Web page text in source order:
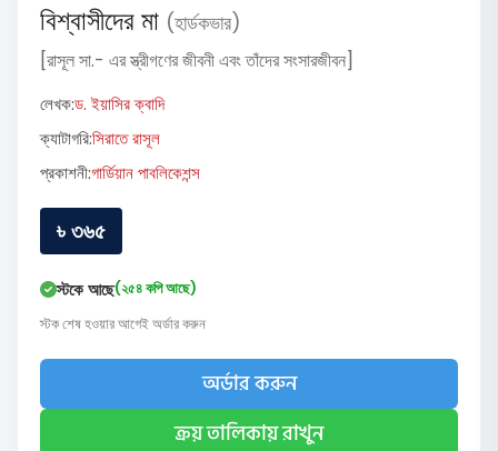
বিশ্বাসীদের মা (হার্ডকভার)
[রাসূল সা.- এর স্ত্রীগণের জীবনী এবং তাঁদের সংসারজীবন]
লেখক:ড. ইয়াসির ক্বাদি
ক্যাটাগরি:সিরাতে রাসূল
প্রকাশনী:গার্ডিয়ান পাবলিকেশন্স
৳ ৩৬৫
স্টকে আছে(২৫৪ কপি আছে)
স্টক শেষ হওয়ার আগেই অর্ডার করুন
অর্ডার করুন
ক্রয় তালিকায় রাখুন